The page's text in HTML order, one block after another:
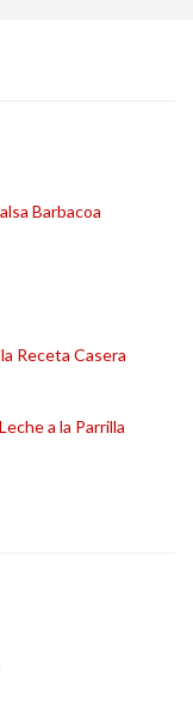
Barbacoa
Receta Casera
a la Parrilla